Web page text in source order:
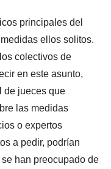
principales del
ellos solitos.
colectivos de
en este asunto,
de jueces que
las medidas
o expertos
a pedir, podrían
han preocupado de